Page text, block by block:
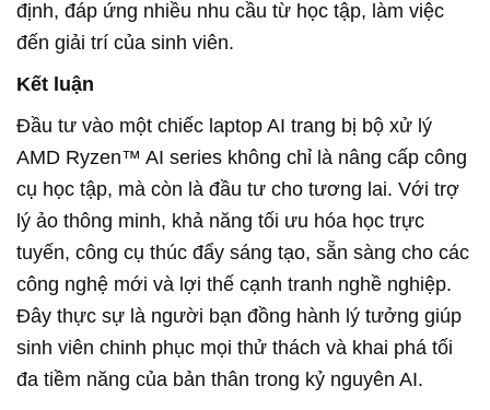
định, đáp ứng nhiều nhu cầu từ học tập, làm việc
đến giải trí của sinh viên.
Kết luận
Đầu tư vào một chiếc laptop AI trang bị bộ xử lý
AMD Ryzen™ AI series không chỉ là nâng cấp công
cụ học tập, mà còn là đầu tư cho tương lai. Với trợ
lý ảo thông minh, khả năng tối ưu hóa học trực
tuyến, công cụ thúc đẩy sáng tạo, sẵn sàng cho các
công nghệ mới và lợi thế cạnh tranh nghề nghiệp.
Đây thực sự là người bạn đồng hành lý tưởng giúp
sinh viên chinh phục mọi thử thách và khai phá tối
đa tiềm năng của bản thân trong kỷ nguyên AI.